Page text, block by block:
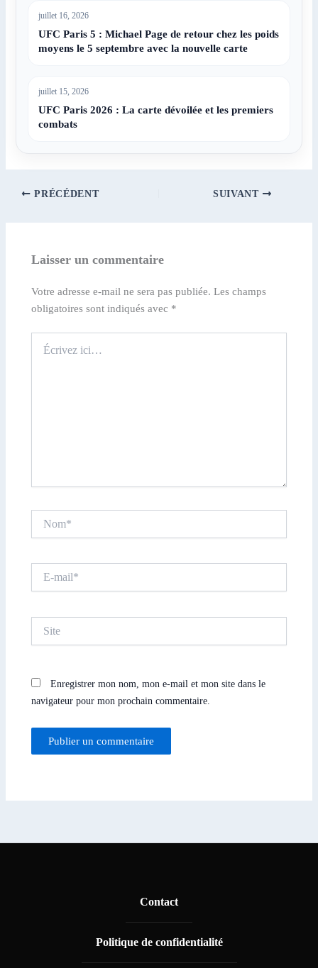
juillet 16, 2026
UFC Paris 5 : Michael Page de retour chez les poids
moyens le 5 septembre avec la nouvelle carte
juillet 15, 2026
UFC Paris 2026 : La carte dévoilée et les premiers
combats
PRÉCÉDENT SUIVANT
Laisser un commentaire
Votre adresse e-mail ne sera pas publiée. Les champs
obligatoires sont indiqués avec *
ici…
mail*
Enregistrer mon nom, mon e-mail et mon site dans le
navigateur pour mon prochain commentaire.
Contact
Politique de confidentialité